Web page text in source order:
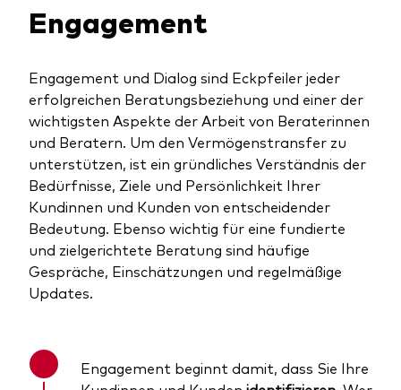
Engagement
Engagement und Dialog sind Eckpfeiler jeder
erfolgreichen Beratungsbeziehung und einer der
wichtigsten Aspekte der Arbeit von Beraterinnen
und Beratern. Um den Vermögenstransfer zu
unterstützen, ist ein gründliches Verständnis der
Bedürfnisse, Ziele und Persönlichkeit Ihrer
Kundinnen und Kunden von entscheidender
Bedeutung. Ebenso wichtig für eine fundierte
und zielgerichtete Beratung sind häufige
Gespräche, Einschätzungen und regelmäßige
Updates.
Engagement beginnt damit, dass Sie Ihre